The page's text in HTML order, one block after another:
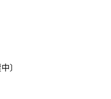
〕